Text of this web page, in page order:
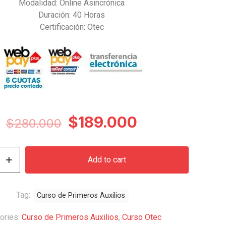
Modalidad: Online Asincrónica
Duración: 40 Horas
Certificación: Otec
$280.000 Original
was:
$280.000.
$189.000
is:
Add to cart
Curso de Primeros Auxilios, Curso Otec
Tag: Curso de Primeros Auxilios